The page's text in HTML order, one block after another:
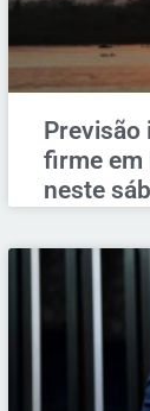
Previsão
firme em
neste